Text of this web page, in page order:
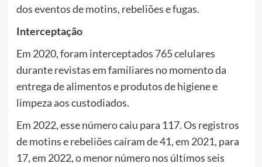
dos eventos de motins, rebeliões e fugas.
Interceptação
Em 2020, foram interceptados 765 celulares
durante revistas em familiares no momento da
entrega de alimentos e produtos de higiene e
limpeza aos custodiados.
Em 2022, esse número caiu para 117. Os registros
de motins e rebeliões caíram de 41, em 2021, para
17, em 2022, o menor número nos últimos seis